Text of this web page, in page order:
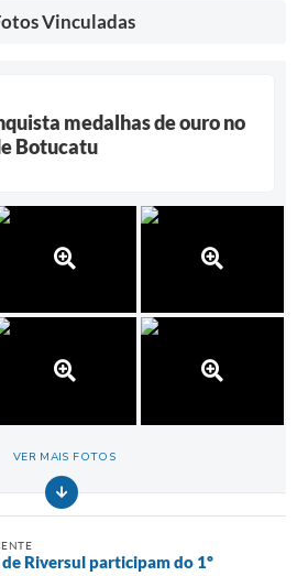
Vinculadas
medalhas de ouro no
Botucatu
VER MAIS FOTOS
Riversul participam do 1º